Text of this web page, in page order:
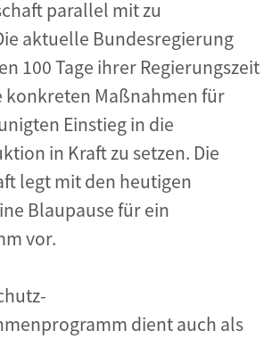
parallel mit zu
aktuelle Bundesregierung
100 Tage ihrer Regierungszeit
konkreten Maßnahmen für
Einstieg in die
in Kraft zu setzen. Die
legt mit den heutigen
Blaupause für ein
vor.
dient auch als